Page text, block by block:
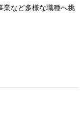
業など多様な職種へ挑